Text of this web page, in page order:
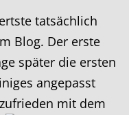
tatsächlich
Blog. Der erste
später die ersten
angepasst
mit dem